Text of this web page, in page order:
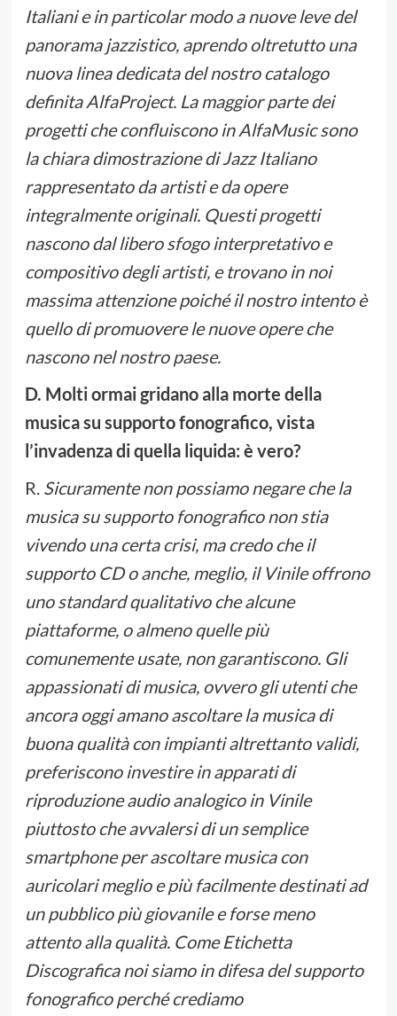
Italiani e in particolar modo a nuove leve del
panorama jazzistico, aprendo oltretutto una
nuova linea dedicata del nostro catalogo
definita AlfaProject. La maggior parte dei
progetti che confluiscono in AlfaMusic sono
la chiara dimostrazione di Jazz Italiano
rappresentato da artisti e da opere
integralmente originali. Questi progetti
nascono dal libero sfogo interpretativo e
compositivo degli artisti, e trovano in noi
massima attenzione poiché il nostro intento è
quello di promuovere le nuove opere che
nascono nel nostro paese.
D. Molti ormai gridano alla morte della
musica su supporto fonografico, vista
l’invadenza di quella liquida: è vero?
R. Sicuramente non possiamo negare che la
musica su supporto fonografico non stia
vivendo una certa crisi, ma credo che il
supporto CD o anche, meglio, il Vinile offrono
uno standard qualitativo che alcune
piattaforme, o almeno quelle più
comunemente usate, non garantiscono. Gli
appassionati di musica, ovvero gli utenti che
ancora oggi amano ascoltare la musica di
buona qualità con impianti altrettanto validi,
preferiscono investire in apparati di
riproduzione audio analogico in Vinile
piuttosto che avvalersi di un semplice
smartphone per ascoltare musica con
auricolari meglio e più facilmente destinati ad
un pubblico più giovanile e forse meno
attento alla qualità. Come Etichetta
Discografica noi siamo in difesa del supporto
fonografico perché crediamo